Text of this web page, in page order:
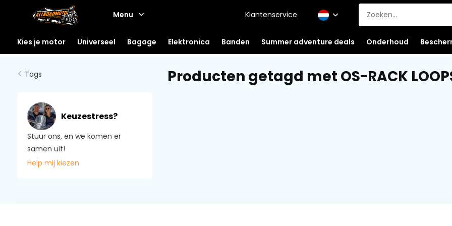
Menu Klantenservice
Kies je motor Universeel Bagage Elektronica Banden Summer adventure deals Onderhoud
Tags
Keuzestress?
Stuur ons, en we komen er
samen uit!
Help mij kiezen
Producten getagd met OS-RACK